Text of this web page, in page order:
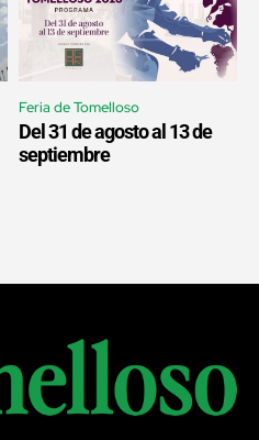
Feria de Tomelloso
Del 31 de agosto al 13 de
septiembre